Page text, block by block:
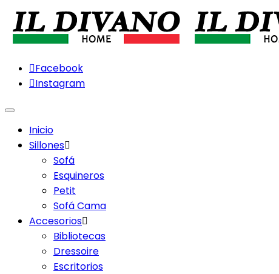
Facebook
Instagram
Menu
Inicio
Sillones
Sofá
Esquineros
Petit
Sofá Cama
Accesorios
Bibliotecas
Dressoire
Escritorios